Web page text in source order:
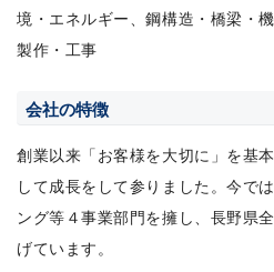
境・エネルギー、鋼構造・橋梁・
製作・工事
会社の特徴
創業以来「お客様を大切に」を基
して成長をして参りました。今で
ング等４事業部門を擁し、長野県
げています。